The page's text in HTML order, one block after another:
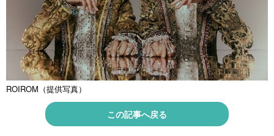
ROIROM（提供写真）
この記事へ戻る